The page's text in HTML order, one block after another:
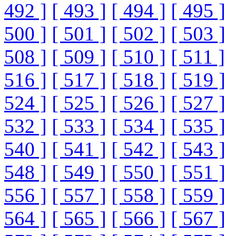
492 ] [ 493 ] [ 494 ] [ 495 ]
500 ] [ 501 ] [ 502 ] [ 503 ]
508 ] [ 509 ] [ 510 ] [ 511 ]
516 ] [ 517 ] [ 518 ] [ 519 ]
524 ] [ 525 ] [ 526 ] [ 527 ]
532 ] [ 533 ] [ 534 ] [ 535 ]
540 ] [ 541 ] [ 542 ] [ 543 ]
548 ] [ 549 ] [ 550 ] [ 551 ]
556 ] [ 557 ] [ 558 ] [ 559 ]
564 ] [ 565 ] [ 566 ] [ 567 ]